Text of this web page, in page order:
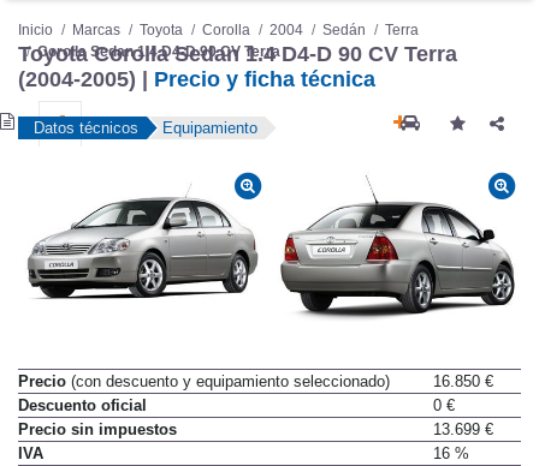
Inicio Marcas Toyota Corolla 2004 Sedán
Terra
Corolla Sedan 1.4 D4-D 90 CV Terra
Toyota Corolla Sedan 1.4 D4-D 90 CV Terra
(2004-2005) | Precio y ficha técnica
Datos técnicos Equipamiento
Precio (con descuento y equipamiento seleccionado)
16.850 €
Descuento oficial
0 €
Precio sin impuestos
13.699 €
IVA
16 %